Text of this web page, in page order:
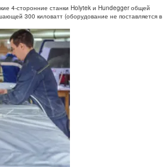
4-сторонние станки Holytek и Hundegger общей
300 киловатт (оборудование не поставляется в